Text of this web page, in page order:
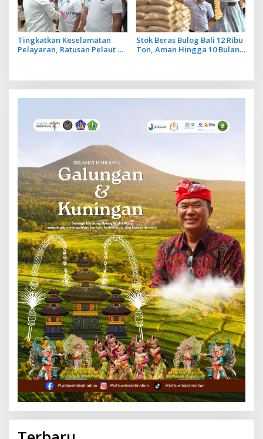
Tingkatkan Keselamatan
Pelayaran, Ratusan Pelaut di
Stok Beras Bulog Bali 12 Ribu
Ton, Aman Hingga 10 Bulan